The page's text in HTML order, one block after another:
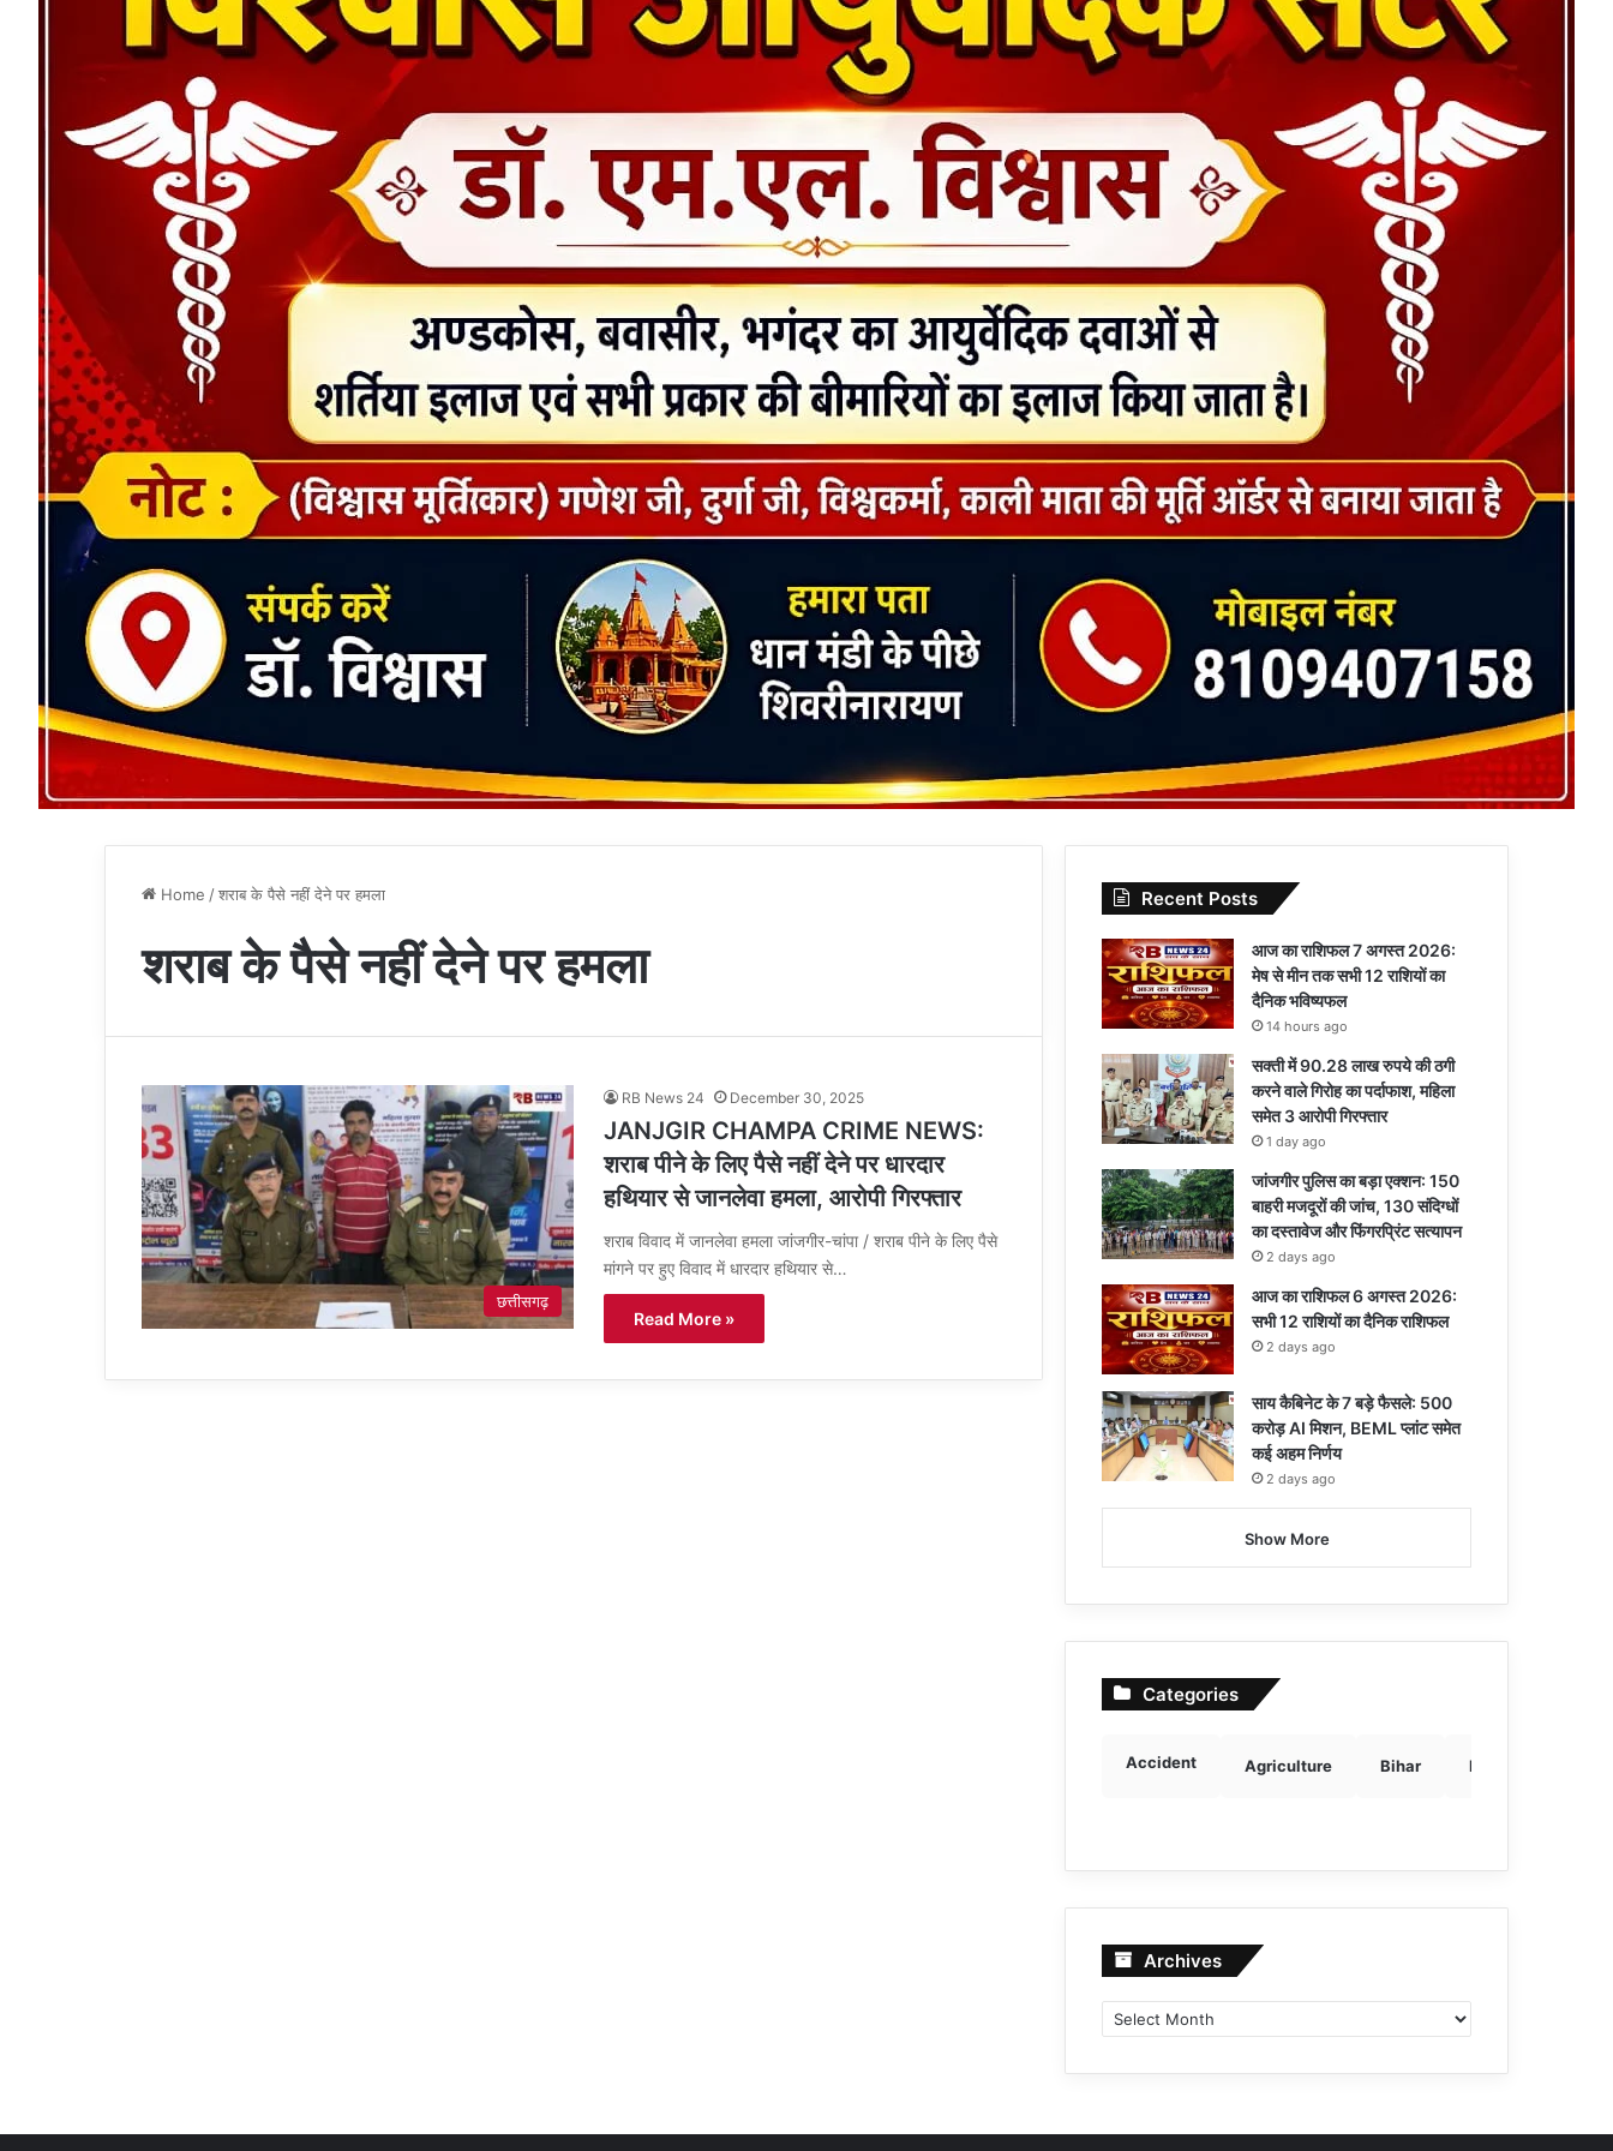
Home /शराब के पैसे नहीं देने पर हमला
शराब के पैसे नहीं देने पर हमला
छत्तीसगढ़
RB News 24 December 30, 2025
JANJGIR CHAMPA CRIME NEWS:
शराब पीने के लिए पैसे नहीं देने पर धारदार
हथियार से जानलेवा हमला, आरोपी गिरफ्तार
शराब विवाद में जानलेवा हमला जांजगीर-चांपा / शराब पीने के लिए पैसे
मांगने पर हुए विवाद में धारदार हथियार से…
Read More »
Recent Posts
आज का राशिफल 7 अगस्त 2026:
मेष से मीन तक सभी 12 राशियों का
दैनिक भविष्यफल
14 hours ago
सक्ती में 90.28 लाख रुपये की ठगी
करने वाले गिरोह का पर्दाफाश, महिला
समेत 3 आरोपी गिरफ्तार
1 day ago
जांजगीर पुलिस का बड़ा एक्शन: 150
बाहरी मजदूरों की जांच, 130 संदिग्धों
का दस्तावेज और फिंगरप्रिंट सत्यापन
2 days ago
आज का राशिफल 6 अगस्त 2026:
सभी 12 राशियों का दैनिक राशिफल
2 days ago
साय कैबिनेट के 7 बड़े फैसले: 500
करोड़ AI मिशन, BEML प्लांट समेत
कई अहम निर्णय
2 days ago
Show More
Categories
Accident Agriculture Bihar Breaking news
Archives Archives